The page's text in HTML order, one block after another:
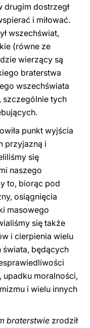
dostrzegł
i miłować.
wszechświat,
(równe ze
wierzący są
braterstwa
wszechświata
szczególnie tych
punkt wyjścia
przyjazną i
się
naszego
to, biorąc pod
osiągnięcia
masowego
się także
i cierpienia wielu
będących
upadku moralności,
i wielu innych
braterstwie zrodził